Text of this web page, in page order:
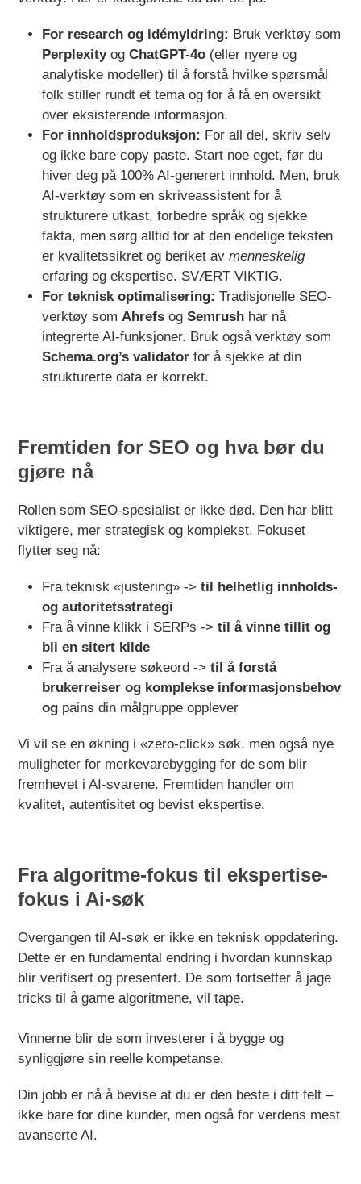
For research og idémyldring: Bruk verktøy som
PerplexityogChatGPT-4o (eller nyere og
analytiske modeller) til å forstå hvilke spørsmål
folk stiller rundt et tema og for å få en oversikt
over eksisterende informasjon.
For innholdsproduksjon: For all del, skriv selv
og ikke bare copy paste. Start noe eget, før du
hiver deg på 100% AI-generert innhold. Men, bruk
AI-verktøy som en skriveassistent for å
strukturere utkast, forbedre språk og sjekke
fakta, men sørg alltid for at den endelige teksten
er kvalitetssikret og beriket avmenneskelig
erfaring og ekspertise. SVÆRT VIKTIG.
For teknisk optimalisering: Tradisjonelle SEO-
verktøy somAhrefs ogSemrush har nå
integrerte AI-funksjoner. Bruk også verktøy som
Schema.org’s validator for å sjekke at din
strukturerte data er korrekt.
Fremtiden for SEO og hva bør du
gjøre nå
Rollen som SEO-spesialist er ikke død. Den har blitt
viktigere, mer strategisk og komplekst. Fokuset
flytter seg nå:
Fra teknisk «justering» ->til helhetlig innholds-
og autoritetsstrategi
Fra å vinne klikk i SERPs ->til å vinne tillit og
bli en sitert kilde
Fra å analysere søkeord ->til å forstå
brukerreiser og komplekse informasjonsbehov
og pains din målgruppe opplever
Vi vil se en økning i «zero-click» søk, men også nye
muligheter for merkevarebygging for de som blir
fremhevet i AI-svarene. Fremtiden handler om
kvalitet, autentisitet og bevist ekspertise.
Fra algoritme-fokus til ekspertise-
fokus i Ai-søk
Overgangen til AI-søk er ikke en teknisk oppdatering.
Dette er en fundamental endring i hvordan kunnskap
blir verifisert og presentert. De som fortsetter å jage
tricks til å game algoritmene, vil tape.
Vinnerne blir de som investerer i å bygge og
synliggjøre sin reelle kompetanse.
Din jobb er nå å bevise at du er den beste i ditt felt –
ikke bare for dine kunder, men også for verdens mest
avanserte AI.